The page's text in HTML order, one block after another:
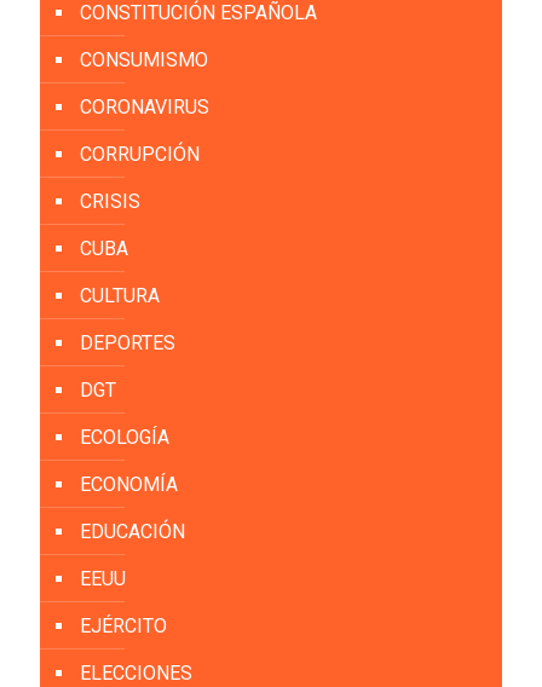
CONSTITUCIÓN ESPAÑOLA
CONSUMISMO
CORONAVIRUS
CORRUPCIÓN
CRISIS
CUBA
CULTURA
DEPORTES
DGT
ECOLOGÍA
ECONOMÍA
EDUCACIÓN
EEUU
EJÉRCITO
ELECCIONES